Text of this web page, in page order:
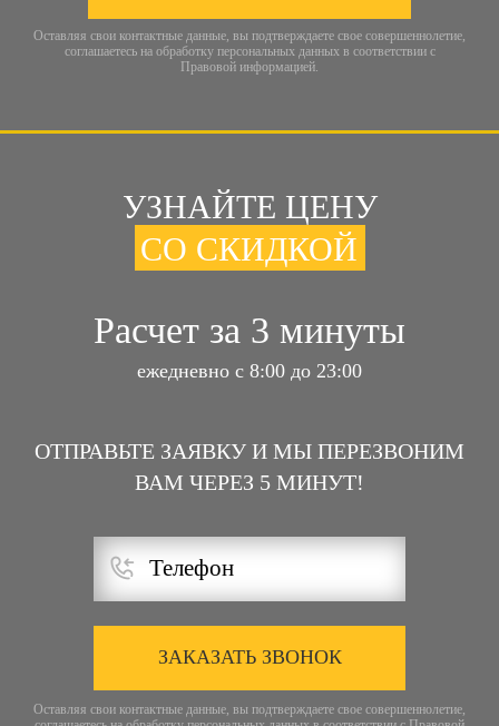
Оставляя свои контактные данные, вы подтверждаете свое совершеннолетие,
соглашаетесь на обработку персональных данных в соответствии с
Правовой информацией.
УЗНАЙТЕ ЦЕНУ
СО СКИДКОЙ
Расчет за 3 минуты
ежедневно с 8:00 до 23:00
ОТПРАВЬТЕ ЗАЯВКУ И МЫ ПЕРЕЗВОНИМ
ВАМ ЧЕРЕЗ 5 МИНУТ!
ЗАКАЗАТЬ ЗВОНОК
Оставляя свои контактные данные, вы подтверждаете свое совершеннолетие,